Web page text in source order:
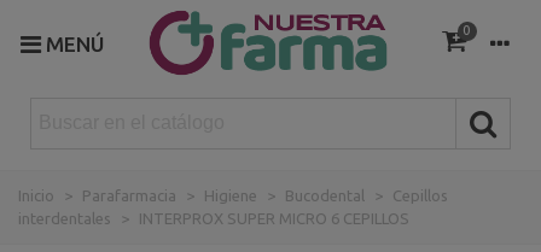
MENÚ
0
Inicio > Parafarmacia > Higiene > Bucodental >
Cepillos
interdentales
> INTERPROX SUPER MICRO 6 CEPILLOS